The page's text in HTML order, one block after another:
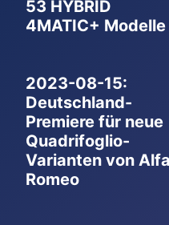
53 HYBRID
4MATIC+ Modelle
2023-08-15:
Deutschland-
Premiere für neue
Quadrifoglio-
Varianten von Alfa
Romeo